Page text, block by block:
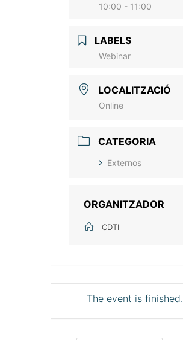
10:00 - 11:00
LABELS
Webinar
LOCALITZACIÓ
Online
CATEGORIA
Externos
ORGANITZADOR
CDTI
The event is finished.